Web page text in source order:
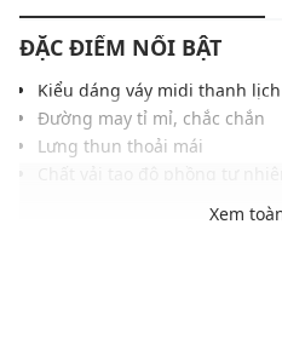
ĐẶC ĐIỂM NỔI BẬT
Kiểu dáng váy midi thanh lịch
Đường may tỉ mỉ, chắc chắn
Lưng thun thoải mái
Màu sắc trung tính, dễ dàng
Xem